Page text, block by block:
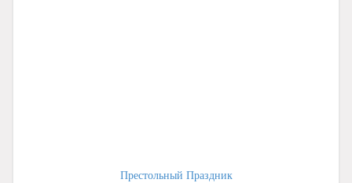
Престольный Праздник